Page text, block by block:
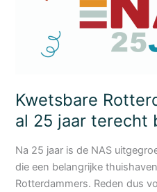
Kwetsbare
al 25 jaar terecht
Na 25 jaar is de NAS
die een belangrijke
Rotterdammers. Reden dus